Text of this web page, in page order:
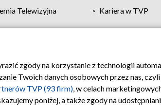
Telewizyjna Kariera w TVP
TVP Polityka prywatności Moje
zgody na korzystanie z technologii
Twoich danych osobowych przez nas,
TVP (93 firm), w celach
poniżej, a także zgody na